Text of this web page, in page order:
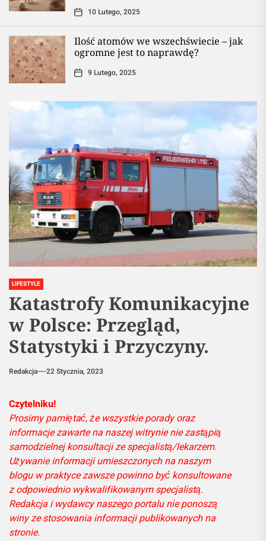
10 Lutego, 2025
Ilość atomów we wszechświecie – jak
ogromne jest to naprawdę?
9 Lutego, 2025
LIFESTYLE
Katastrofy Komunikacyjne
w Polsce: Przegląd,
Statystyki i Przyczyny.
Redakcja 22 Stycznia, 2023
Czytelniku!
Prosimy pamiętać, że wszystkie porady oraz
informacje zawarte na naszej witrynie nie zastąpią
samodzielnej konsultacji ze specjalistą/lekarzem.
Używanie informacji umieszczonych na naszym
blogu w praktyce zawsze powinno być konsultowane
z odpowiednio wykwalifikowanym specjalistą.
Redakcja i wydawcy naszego portalu nie ponoszą
winy ze stosowania informacji publikowanych na
stronie.